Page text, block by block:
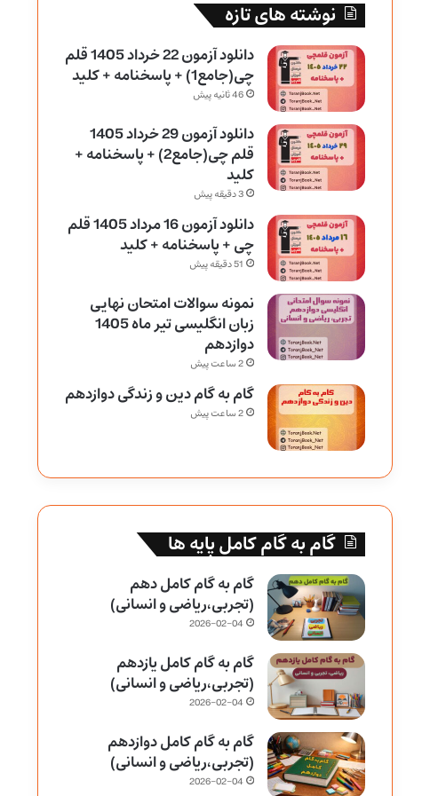
نوشته های تازه
دانلود آزمون 22 خرداد 1405 قلم
چی(جامع1) + پاسخنامه + کلید
46 ثانیه پیش
دانلود آزمون 29 خرداد 1405
قلم چی(جامع2) + پاسخنامه +
کلید
3 دقیقه پیش
دانلود آزمون 16 مرداد 1405 قلم
چی + پاسخنامه + کلید
51 دقیقه پیش
نمونه سوالات امتحان نهایی
زبان انگلیسی تیر ماه 1405
دوازدهم
2 ساعت پیش
گام به گام دین و زندگی دوازدهم
2 ساعت پیش
گام به گام کامل پایه ها
گام به گام کامل دهم
(تجربی،ریاضی و انسانی)
2026-02-04
گام به گام کامل یازدهم
(تجربی،ریاضی و انسانی)
2026-02-04
گام به گام کامل دوازدهم
(تجربی،ریاضی و انسانی)
2026-02-04